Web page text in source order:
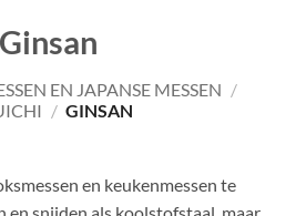
Ginsan
EN JAPANSE MESSEN /
/ GINSAN
en keukenmessen te